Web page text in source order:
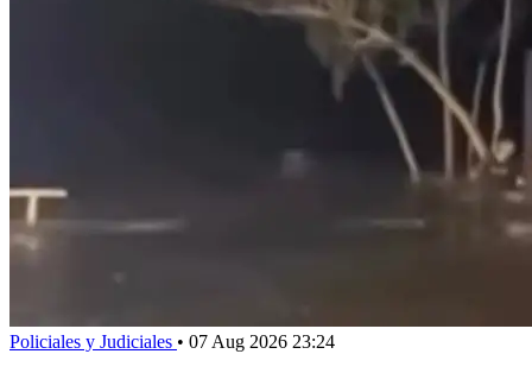
Policiales y Judiciales • 07 Aug 2026 23:24